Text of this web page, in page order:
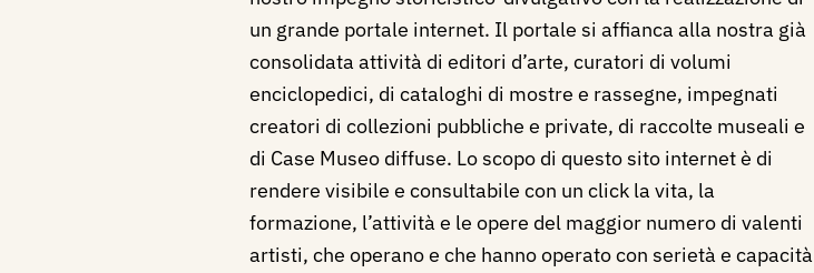
un grande portale internet. Il portale si affianca alla nostra già
consolidata attività di editori d’arte, curatori di volumi
enciclopedici, di cataloghi di mostre e rassegne, impegnati
creatori di collezioni pubbliche e private, di raccolte museali e
di Case Museo diffuse. Lo scopo di questo sito internet è di
rendere visibile e consultabile con un click la vita, la
formazione, l’attività e le opere del maggior numero di valenti
artisti, che operano e che hanno operato con serietà e capacità